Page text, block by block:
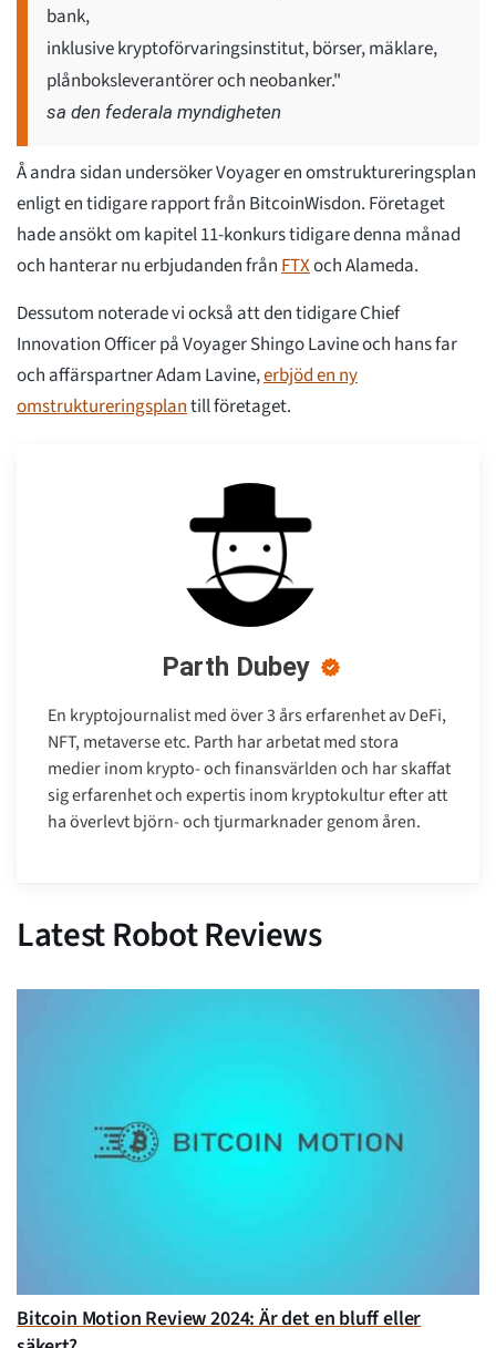
bank,
inklusive kryptoförvaringsinstitut, börser, mäklare,
plånboksleverantörer och neobanker."
sa den federala myndigheten
Å andra sidan undersöker Voyager en omstruktureringsplan
enligt en tidigare rapport från BitcoinWisdon. Företaget
hade ansökt om kapitel 11-konkurs tidigare denna månad
och hanterar nu erbjudanden frånFTXoch Alameda.
Dessutom noterade vi också att den tidigare Chief
Innovation Officer på Voyager Shingo Lavine och hans far
och affärspartner Adam Lavine,erbjöd en ny
omstruktureringsplantill företaget.
Parth Dubey
En kryptojournalist med över 3 års erfarenhet av DeFi,
NFT, metaverse etc. Parth har arbetat med stora
medier inom krypto- och finansvärlden och har skaffat
sig erfarenhet och expertis inom kryptokultur efter att
ha överlevt björn- och tjurmarknader genom åren.
Latest Robot Reviews
Bitcoin Motion Review 2024: Är det en bluff eller